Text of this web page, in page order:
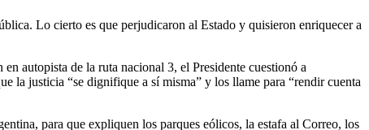
Lo cierto es que perjudicaron al Estado y quisieron enriquecer a
autopista de la ruta nacional 3, el Presidente cuestionó a
la justicia “se dignifique a sí misma” y los llame para “rendir cuenta
para que expliquen los parques eólicos, la estafa al Correo, los